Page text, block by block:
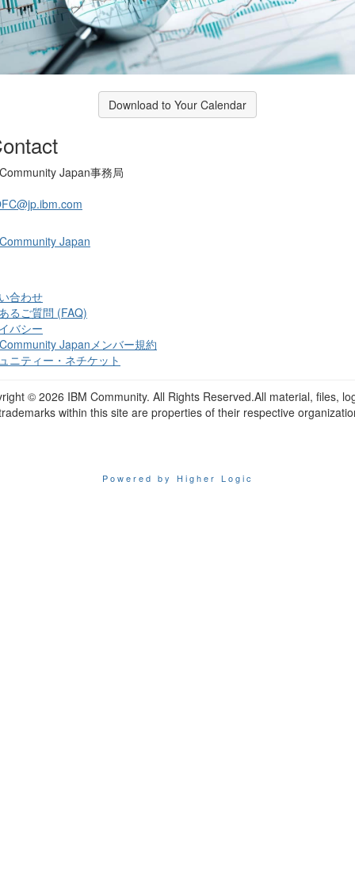
Download to Your Calendar
Japan事務局
Japan
合わせ
るご質問 (FAQ)
バシー
Japanメンバー規約
ニティー・ネチケット
© 2026 IBM Community. All Rights Reserved.All material, files,
within this site are properties of their respective
Powered by Higher Logic